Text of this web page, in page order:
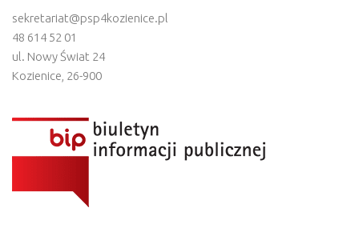
sekretariat@psp4kozienice.pl
48 614 52 01
ul. Nowy Świat 24
Kozienice 26-900